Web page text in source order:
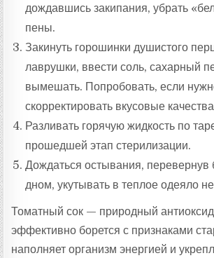
дождавшись закипания, убрать
пены.
Закинуть горошинки душистого
лаврушки, ввести соль, сахарный
вымешать. Попробовать, если
скорректировать вкусовые
Разливать горячую жидкость по
прошедшей этап стерилизации.
Дождаться остывания, перевернув
дном, укутывать в теплое одеяло
Томатный сок — природный
эффективно борется с признаками
наполняет организм энергией и